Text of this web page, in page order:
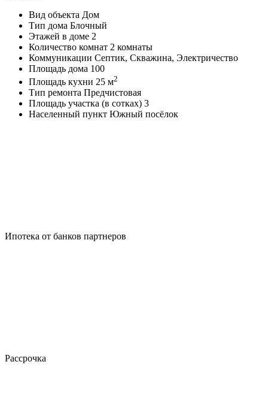
Вид объекта Дом
Тип дома Блочный
Этажей в доме 2
Количество комнат 2 комнаты
Коммуникации Септик, Скважина, Электричество
Площадь дома 100
Площадь кухни 25 м2
Тип ремонта Предчистовая
Площадь участка (в сотках) 3
Населенный пункт Южный посёлок
Ипотека от банков партнеров
Рассрочка